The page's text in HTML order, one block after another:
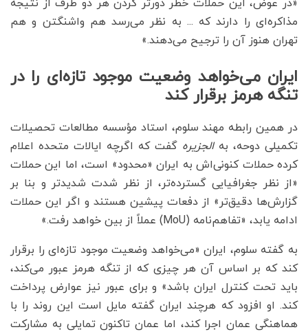
«در عوض، این حملات خطر دورتر کردن هر دو طرف از نتیجه
مذاکره‌ای را دارند که ... به نظر می‌رسد هم واشنگتن و هم
تهران هنوز آن را ترجیح می‌دهند.»
ایران می‌خواهد وضعیت موجود تازه‌ای را در
تنگه هرمز برقرار کند
در همین رابطه مهند سلوم، استاد مؤسسه مطالعات تحصیلات
تکمیلی دوحه، بهالجزیره گفت که اگرچه ایالات متحده اعلام
کرده حملات کنونی‌اش به ایران «محدود» است، اما این حملات
«از نظر جغرافیایی گسترده‌تر، از نظر شدت شدیدتر و بنا بر
گزارش‌ها دقیق‌تر» از دفعات پیشین هستند و اگر این حملات
ادامه یابد، «تفاهم‌نامه (MoU) عملاً از بین خواهد رفت.»
به گفته سلوم، ایران «می‌خواهد وضعیت موجود تازه‌ای را برقرار
کند که بر اساس آن هر چیزی که از تنگه هرمز عبور می‌کند،
باید تحت کنترل ایران باشد» و برای عبور نیز عوارض پرداخت
کند. او افزود که هرچند ایران گفته مایل است این روند را با
هماهنگی عمان اجرا کند، اما عمان تاکنون تمایلی به مشارکت